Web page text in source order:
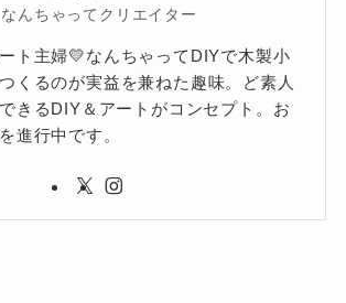
なんちゃってクリエイター
ト主婦💛なんちゃってDIYで木製小
くるのが実益を兼ねた趣味。ど素人
きるDIY＆アートがコンセプト。お
進行中です。